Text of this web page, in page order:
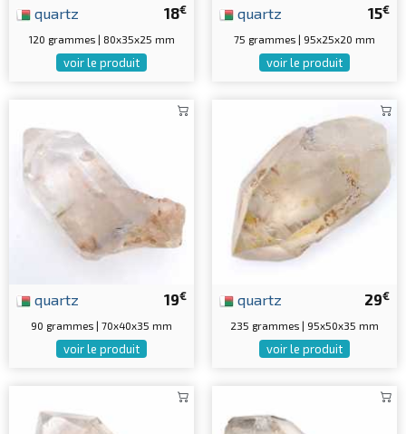
18€
quartz
120 grammes | 80x35x25 mm
voir le produit
15€
quartz
75 grammes | 95x25x20 mm
voir le produit
19€
quartz
90 grammes | 70x40x35 mm
voir le produit
29€
quartz
235 grammes | 95x50x35 mm
voir le produit